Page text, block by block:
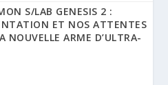
S/LAB GENESIS 2 :
ET NOS ATTENTES
NOUVELLE ARME D’ULTRA-